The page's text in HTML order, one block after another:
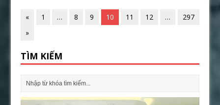
« 1 … 8 9 10 11 12 …
297
»
TÌM KIẾM